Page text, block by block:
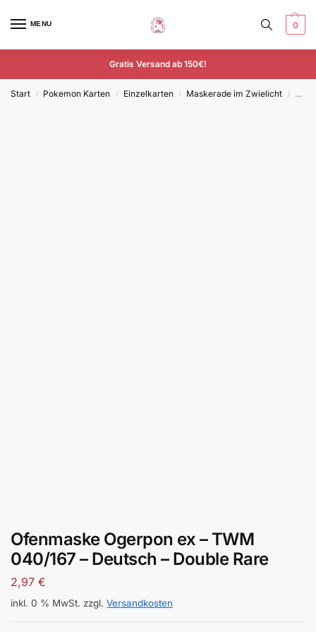
MENU 0
Gratis Versand ab 150€!
Start / Pokemon Karten / Einzelkarten / Maskerade im Zwielicht /
Ofenmaske Ogerpon ex – TWM
040/167 – Deutsch – Double Rare
2,97 €
inkl. 0 % MwSt. zzgl. Versandkosten